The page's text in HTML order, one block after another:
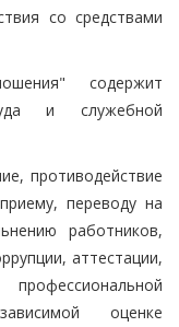
со средствами
содержит
и служебной
противодействие
переводу на
работников,
аттестации,
оценке